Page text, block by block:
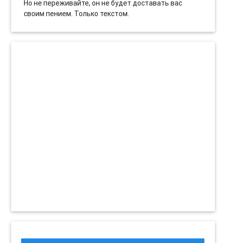
Но не переживайте, он не будет доставать вас
своим пением. Только текстом.